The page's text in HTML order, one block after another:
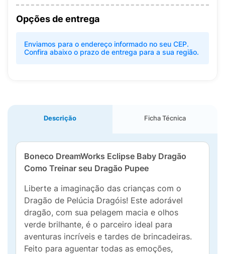
Opções de entrega
Enviamos para o endereço informado no seu CEP.
Confira abaixo o prazo de entrega para a sua região.
Descrição Ficha Técnica
Boneco DreamWorks Eclipse Baby Dragão
Como Treinar seu Dragão Pupee
Liberte a imaginação das crianças com o
Dragão de Pelúcia Dragóis! Este adorável
dragão, com sua pelagem macia e olhos
verde brilhante, é o parceiro ideal para
aventuras incríveis e tardes de brincadeiras.
Feito para aguentar todas as emoções,